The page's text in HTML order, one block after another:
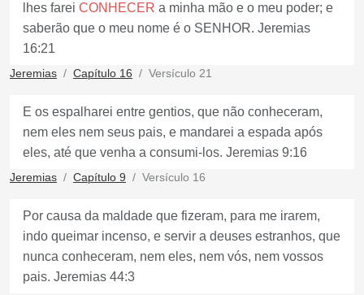
lhes farei CONHECER a minha mão e o meu poder; e
saberão que o meu nome é o SENHOR. Jeremias
16:21
Jeremias Capítulo 16 Versículo 21
E os espalharei entre gentios, que não conheceram,
nem eles nem seus pais, e mandarei a espada após
eles, até que venha a consumi-los. Jeremias 9:16
Jeremias Capítulo 9 Versículo 16
Por causa da maldade que fizeram, para me irarem,
indo queimar incenso, e servir a deuses estranhos, que
nunca conheceram, nem eles, nem vós, nem vossos
pais. Jeremias 44:3